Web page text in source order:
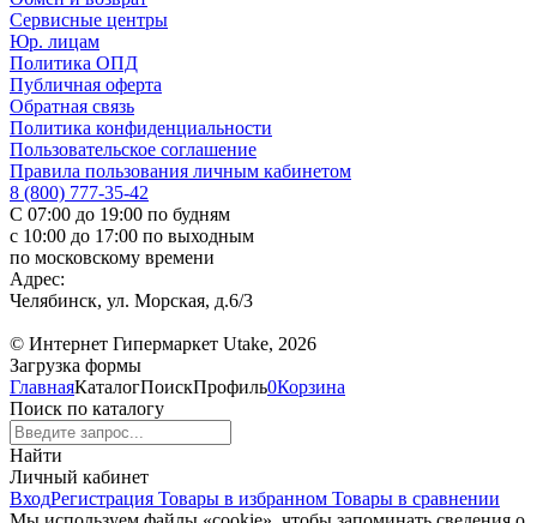
Сервисные центры
Юр. лицам
Политика ОПД
Публичная оферта
Обратная связь
Политика конфиденциальности
Пользовательское соглашение
Правила пользования личным кабинетом
8 (800) 777-35-42
С 07:00 до 19:00 по будням
с 10:00 до 17:00 по выходным
по московскому времени
Адрес:
Челябинск, ул. Морская, д.6/3
© Интернет Гипермаркет Utake, 2026
Загрузка формы
ГлавнаяКаталогПоискПрофиль0Корзина
Поиск по каталогу
Найти
Личный кабинет
ВходРегистрация Товары в избранном Товары в сравнении